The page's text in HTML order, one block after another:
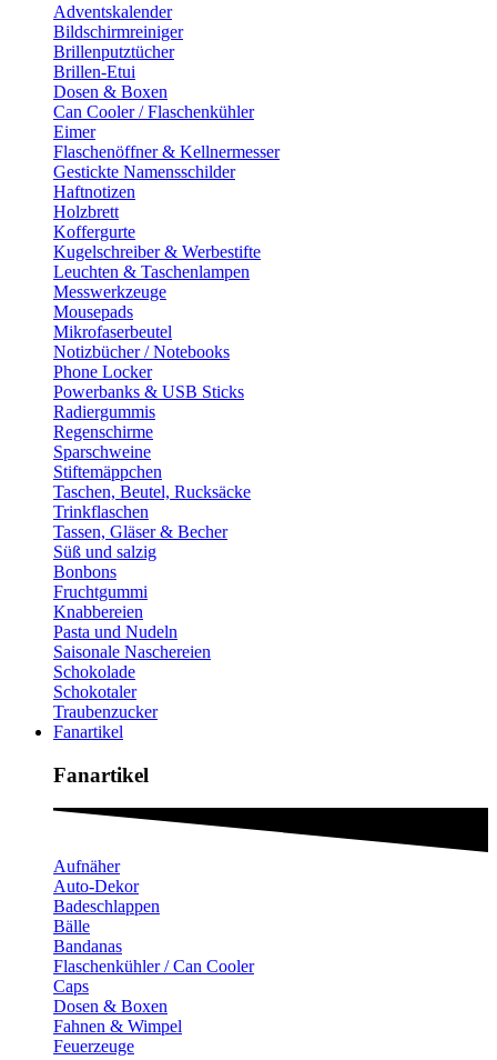
Adventskalender
Bildschirmreiniger
Brillenputztücher
Brillen-Etui
Dosen & Boxen
Can Cooler / Flaschenkühler
Eimer
Flaschenöffner & Kellnermesser
Gestickte Namensschilder
Haftnotizen
Holzbrett
Koffergurte
Kugelschreiber & Werbestifte
Leuchten & Taschenlampen
Messwerkzeuge
Mousepads
Mikrofaserbeutel
Notizbücher / Notebooks
Phone Locker
Powerbanks & USB Sticks
Radiergummis
Regenschirme
Sparschweine
Stiftemäppchen
Taschen, Beutel, Rucksäcke
Trinkflaschen
Tassen, Gläser & Becher
Süß und salzig
Bonbons
Fruchtgummi
Knabbereien
Pasta und Nudeln
Saisonale Naschereien
Schokolade
Schokotaler
Traubenzucker
Fanartikel
Fanartikel​
Aufnäher
Auto-Dekor
Badeschlappen
Bälle
Bandanas
Flaschenkühler / Can Cooler
Caps
Dosen & Boxen
Fahnen & Wimpel
Feuerzeuge